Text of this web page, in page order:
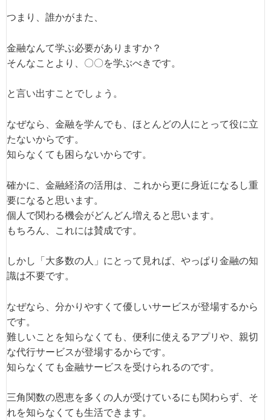
つまり、誰かがまた、
金融なんて学ぶ必要がありますか？
そんなことより、〇〇を学ぶべきです。
と言い出すことでしょう。
なぜなら、金融を学んでも、ほとんどの人にとって役に立
たないからです。
知らなくても困らないからです。
確かに、金融経済の活用は、これから更に身近になるし重
要になると思います。
個人で関わる機会がどんどん増えると思います。
もちろん、これには賛成です。
しかし「大多数の人」にとって見れば、やっぱり金融の知
識は不要です。
なぜなら、分かりやすくて優しいサービスが登場するから
です。
難しいことを知らなくても、便利に使えるアプリや、親切
な代行サービスが登場するからです。
知らなくても金融サービスを受けられるのです。
三角関数の恩恵を多くの人が受けているにも関わらず、そ
れを知らなくても生活できます。